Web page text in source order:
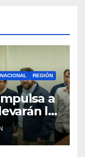
NACIONAL
REGIÓN
a
la